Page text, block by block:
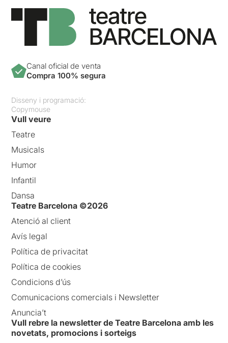
Canal oficial de venta
Compra 100% segura
Disseny i programació:
Copymouse
Vull veure
Teatre
Musicals
Humor
Infantil
Dansa
Teatre Barcelona ©2026
Atenció al client
Avís legal
Política de privacitat
Política de cookies
Condicions d’ús
Comunicacions comercials i Newsletter
Anuncia’t
Vull rebre la newsletter de Teatre Barcelona amb les
novetats, promocions i sorteigs